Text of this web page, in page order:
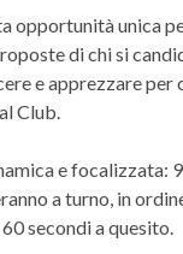
opportunità unica
di chi si
e apprezzare per
Club.
e focalizzata:
a turno, in
secondi a quesito.